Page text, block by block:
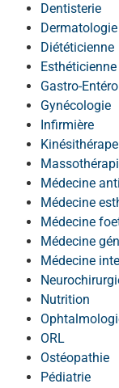
Dentisterie
Dermatologie
Diététicienne
Esthéticienne
Gastro-
Gynécologie
Infirmière
Médecine
Médecine
Médecine
Médecine
Médecine
Nutrition
ORL
Ostéopathie
Pédiatrie